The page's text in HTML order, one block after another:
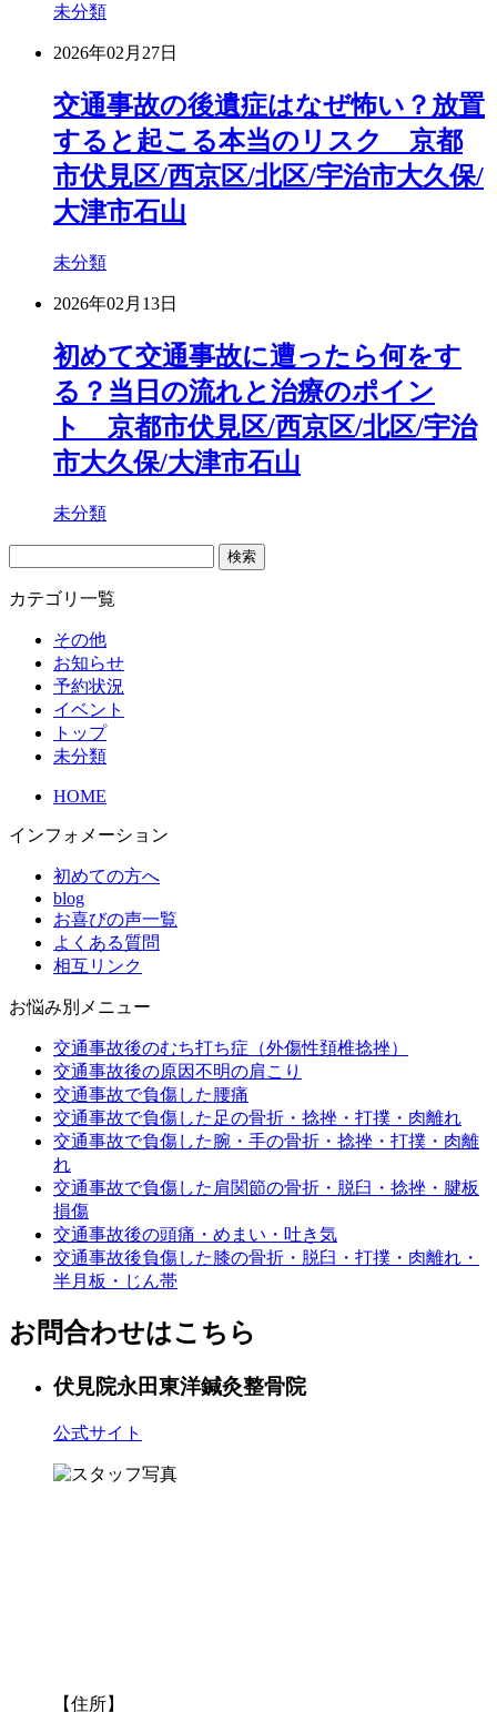
未分類
2026年02月27日
交通事故の後遺症はなぜ怖い？放置
すると起こる本当のリスク 京都
市伏見区/西京区/北区/宇治市大久保/
大津市石山
未分類
2026年02月13日
初めて交通事故に遭ったら何をす
る？当日の流れと治療のポイン
ト 京都市伏見区/西京区/北区/宇治
市大久保/大津市石山
未分類
カテゴリ一覧
その他
お知らせ
予約状況
イベント
トップ
未分類
HOME
インフォメーション
初めての方へ
blog
お喜びの声一覧
よくある質問
相互リンク
お悩み別メニュー
交通事故後のむち打ち症（外傷性頚椎捻挫）
交通事故後の原因不明の肩こり
交通事故で負傷した腰痛
交通事故で負傷した足の骨折・捻挫・打撲・肉離れ
交通事故で負傷した腕・手の骨折・捻挫・打撲・肉離
れ
交通事故で負傷した肩関節の骨折・脱臼・捻挫・腱板
損傷
交通事故後の頭痛・めまい・吐き気
交通事故後負傷した膝の骨折・脱臼・打撲・肉離れ・
半月板・じん帯
お問合わせはこちら
伏見院永田東洋鍼灸整骨院
公式サイト
【住所】